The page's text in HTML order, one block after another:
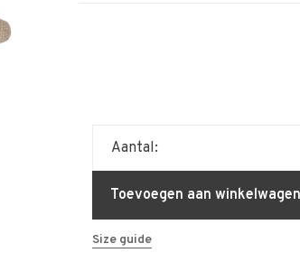
Aantal:
Toevoegen aan winkelwagen
Size guide